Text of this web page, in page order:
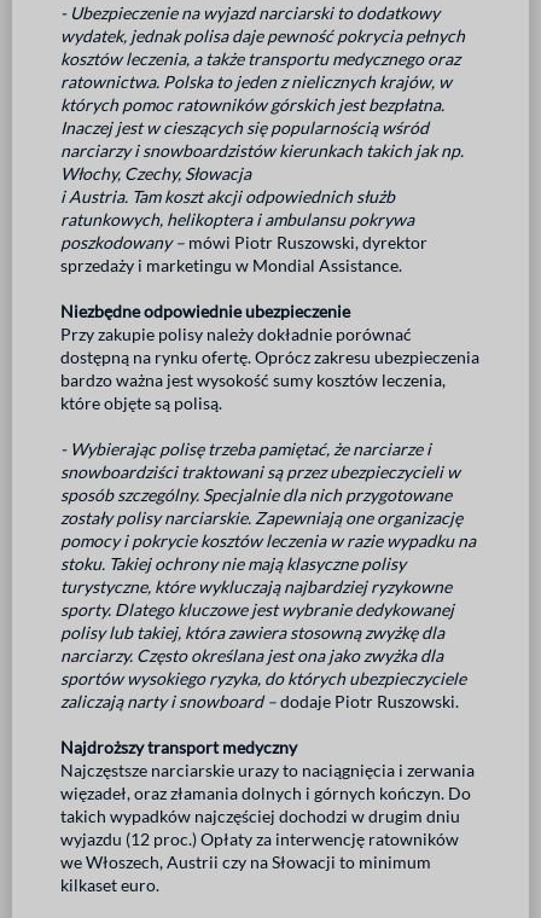
- Ubezpieczenie na wyjazd narciarski to dodatkowy
wydatek, jednak polisa daje pewność pokrycia pełnych
kosztów leczenia, a także transportu medycznego oraz
ratownictwa. Polska to jeden z nielicznych krajów, w
których pomoc ratowników górskich jest bezpłatna.
Inaczej jest w cieszących się popularnością wśród
narciarzy i snowboardzistów kierunkach takich jak np.
Włochy, Czechy, Słowacja
i Austria. Tam koszt akcji odpowiednich służb
ratunkowych, helikoptera i ambulansu pokrywa
poszkodowany – mówi Piotr Ruszowski, dyrektor
sprzedaży i marketingu w Mondial Assistance.
Niezbędne odpowiednie ubezpieczenie
Przy zakupie polisy należy dokładnie porównać
dostępną na rynku ofertę. Oprócz zakresu ubezpieczenia
bardzo ważna jest wysokość sumy kosztów leczenia,
które objęte są polisą.
- Wybierając polisę trzeba pamiętać, że narciarze i
snowboardziści traktowani są przez ubezpieczycieli w
sposób szczególny. Specjalnie dla nich przygotowane
zostały polisy narciarskie. Zapewniają one organizację
pomocy i pokrycie kosztów leczenia w razie wypadku na
stoku. Takiej ochrony nie mają klasyczne polisy
turystyczne, które wykluczają najbardziej ryzykowne
sporty. Dlatego kluczowe jest wybranie dedykowanej
polisy lub takiej, która zawiera stosowną zwyżkę dla
narciarzy. Często określana jest ona jako zwyżka dla
sportów wysokiego ryzyka, do których ubezpieczyciele
zaliczają narty i snowboard –dodaje Piotr Ruszowski.
Najdroższy transport medyczny
Najczęstsze narciarskie urazy to naciągnięcia i zerwania
więzadeł, oraz złamania dolnych i górnych kończyn. Do
takich wypadków najczęściej dochodzi w drugim dniu
wyjazdu (12 proc.) Opłaty za interwencję ratowników
we Włoszech, Austrii czy na Słowacji to minimum
kilkaset euro.